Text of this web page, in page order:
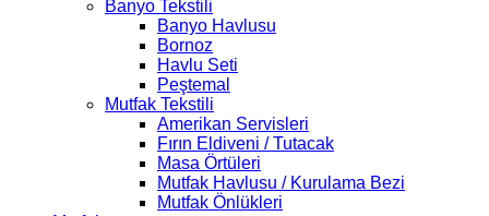
Banyo Tekstili
Banyo Havlusu
Bornoz
Havlu Seti
Peştemal
Mutfak Tekstili
Amerikan Servisleri
Fırın Eldiveni / Tutacak
Masa Örtüleri
Mutfak Havlusu / Kurulama Bezi
Mutfak Önlükleri